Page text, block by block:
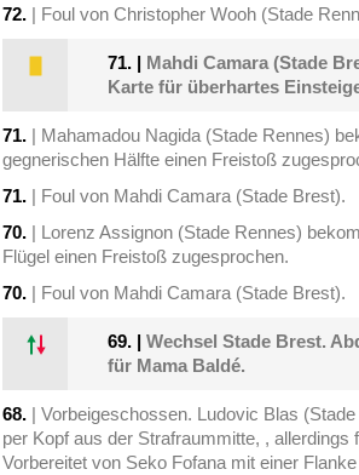
72. | Foul von Christopher Wooh (Stade
71. | Mahdi Camara (Stade
Karte für überhartes
71. | Mahamadou Nagida (Stade Rennes)
gegnerischen Hälfte einen Freistoß
71. | Foul von Mahdi Camara (Stade Brest).
70. | Lorenz Assignon (Stade Rennes)
Flügel einen Freistoß zugesprochen.
70. | Foul von Mahdi Camara (Stade Brest).
69. |Wechsel Stade Brest.
für Mama Baldé.
68. | Vorbeigeschossen. Ludovic Blas
per Kopf aus der Strafraummitte, , allerdings
Vorbereitet von Seko Fofana mit einer